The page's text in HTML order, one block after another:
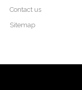
Contact us
Sitemap